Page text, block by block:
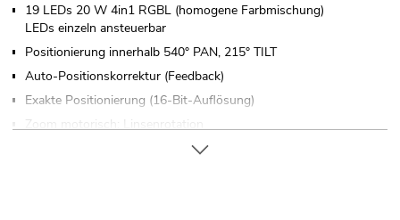
19 LEDs 20 W 4in1 RGBL (homogene Farbmischung)
LEDs einzeln ansteuerbar
Positionierung innerhalb 540° PAN, 215° TILT
Auto-Positionskorrektur (Feedback)
Exakte Positionierung (16-Bit-Auflösung)
Zoom motorisch; Linsenrotation
Pulsweitenmodulation einstellbar; Dimmer; Farbmischung